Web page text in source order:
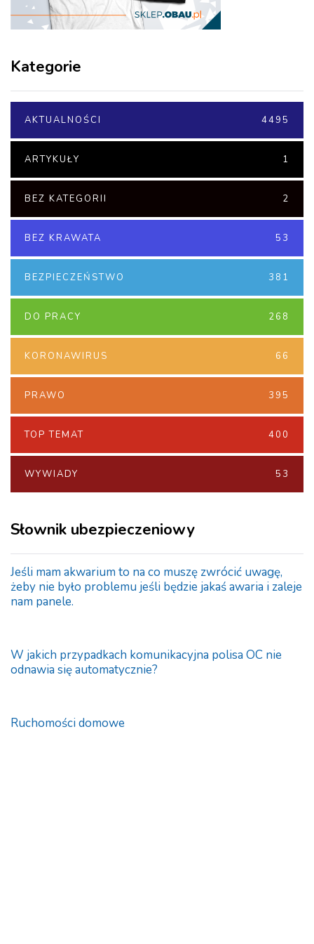
Kategorie
AKTUALNOŚCI 4495
ARTYKUŁY 1
BEZ KATEGORII 2
BEZ KRAWATA 53
BEZPIECZEŃSTWO 381
DO PRACY 268
KORONAWIRUS 66
PRAWO 395
TOP TEMAT 400
WYWIADY 53
Słownik ubezpieczeniowy
Jeśli mam akwarium to na co muszę zwrócić uwagę,
żeby nie było problemu jeśli będzie jakaś awaria i zaleje
nam panele.
W jakich przypadkach komunikacyjna polisa OC nie
odnawia się automatycznie?
Ruchomości domowe